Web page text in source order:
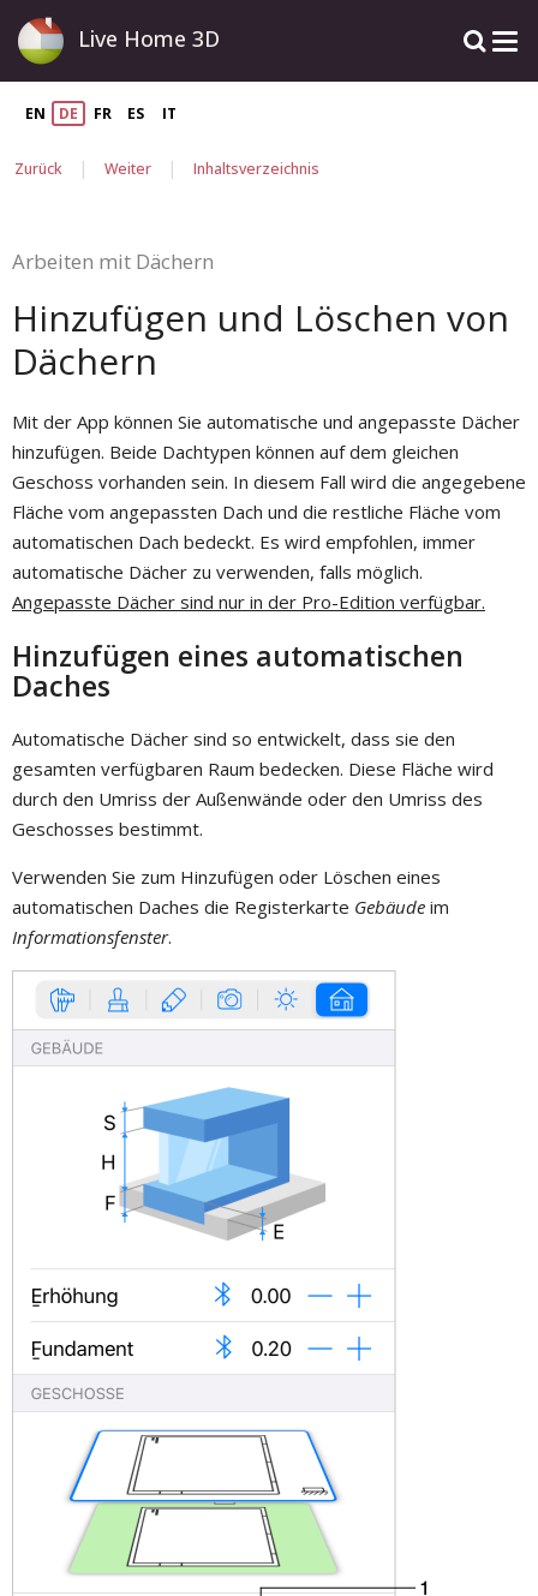
Live Home 3D
EN DE FR ES IT
Zurück | Weiter | Inhaltsverzeichnis
Arbeiten mit Dächern
Hinzufügen und Löschen von
Dächern
Mit der App können Sie automatische und angepasste Dächer
hinzufügen. Beide Dachtypen können auf dem gleichen
Geschoss vorhanden sein. In diesem Fall wird die angegebene
Fläche vom angepassten Dach und die restliche Fläche vom
automatischen Dach bedeckt. Es wird empfohlen, immer
automatische Dächer zu verwenden, falls möglich.
Angepasste Dächer sind nur in der Pro-Edition verfügbar.
Hinzufügen eines automatischen
Daches
Automatische Dächer sind so entwickelt, dass sie den
gesamten verfügbaren Raum bedecken. Diese Fläche wird
durch den Umriss der Außenwände oder den Umriss des
Geschosses bestimmt.
Verwenden Sie zum Hinzufügen oder Löschen eines
automatischen Daches die Registerkarte Gebäude im
Informationsfenster.